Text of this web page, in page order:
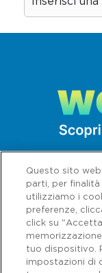
Questo sito
parti, per finalità
utilizziamo i
preferenze,
click su
tuo dispositivo.
impostazioni di